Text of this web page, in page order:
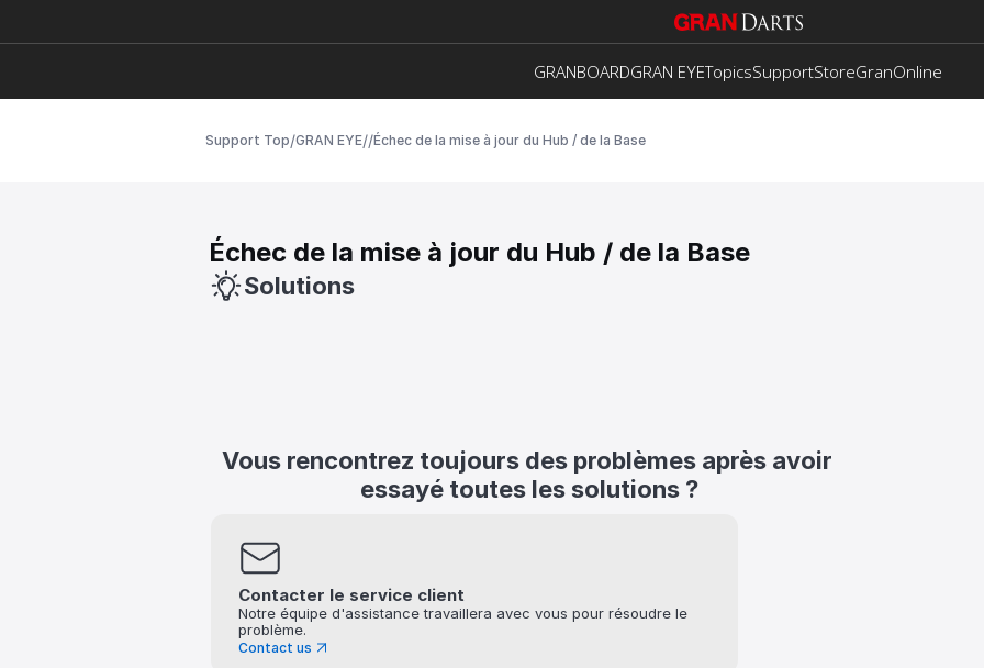
GRANBOARDGRAN EYETopicsSupportStoreGranOnline
Support Top/GRAN EYE//Échec de la mise à jour du Hub / de la Base
Échec de la mise à jour du Hub / de la Base
Solutions
Vous rencontrez toujours des problèmes après avoir
essayé toutes les solutions ?
Contacter le service client
Notre équipe d'assistance travaillera avec vous pour résoudre le
problème.
Contact us